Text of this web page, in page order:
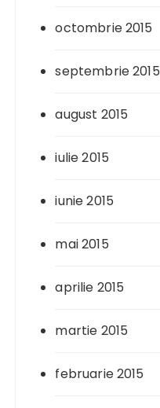
octombrie 2015
septembrie 2015
august 2015
iulie 2015
iunie 2015
mai 2015
aprilie 2015
martie 2015
februarie 2015